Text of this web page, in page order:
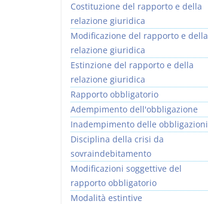
Costituzione del rapporto e della
relazione giuridica
Modificazione del rapporto e della
relazione giuridica
Estinzione del rapporto e della
relazione giuridica
Rapporto obbligatorio
Adempimento dell'obbligazione
Inadempimento delle obbligazioni
Disciplina della crisi da
sovraindebitamento
Modificazioni soggettive del
rapporto obbligatorio
Modalità estintive